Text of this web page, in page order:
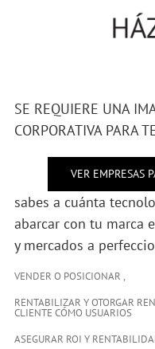
SE REQUIERE UNA
CORPORATIVA PARA
VER EMPRESAS
sabes a cuánta
abarcar con tu marca
y mercados a
VENDER O POSICIONAR ,
RENTABILIZAR Y OTORGAR
CLIENTE CÓMO USUARIOS
ASEGURAR ROI Y